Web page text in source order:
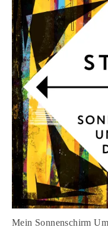
Mein Sonnenschirm